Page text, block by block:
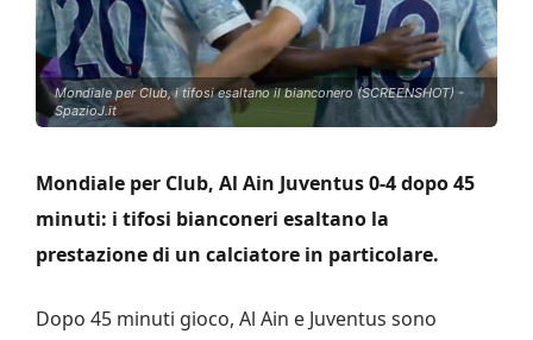
Mondiale per Club, i tifosi esaltano il bianconero (SCREENSHOT) -
SpazioJ.it
Mondiale per Club, Al Ain Juventus 0-4 dopo 45
minuti: i tifosi bianconeri esaltano la
prestazione di un calciatore in particolare.
Dopo 45 minuti gioco, Al Ain e Juventus sono